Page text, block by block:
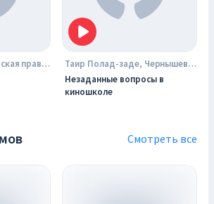
Радио «Комсомольская правда»
Таир Полад-заде, Чернышев Евгений
Незаданные вопросы в
киношколе
Смотреть все